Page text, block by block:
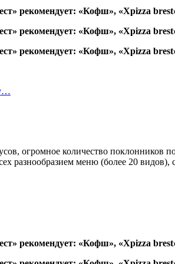
огромное количество поклонников
разнообразием меню (более 20